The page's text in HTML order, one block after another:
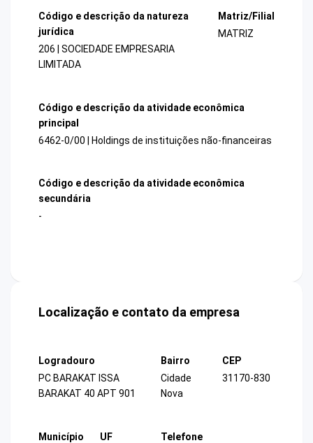
Código e descrição da natureza
jurídica
206 | SOCIEDADE EMPRESARIA
LIMITADA
Matriz/Filial
MATRIZ
Código e descrição da atividade econômica
principal
6462-0/00 | Holdings de instituições não-financeiras
Código e descrição da atividade econômica
secundária
-
Localização e contato da empresa
Logradouro
PC BARAKAT ISSA
BARAKAT 40 APT 901
Bairro
Cidade
Nova
CEP
31170-830
Município
UF
Telefone